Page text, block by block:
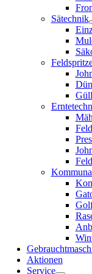
Sätechnik
Aktionen
Service